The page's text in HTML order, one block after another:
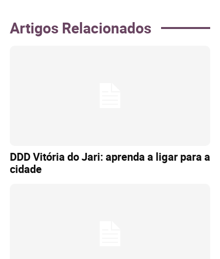
Artigos Relacionados
DDD Vitória do Jari: aprenda a ligar para a
cidade